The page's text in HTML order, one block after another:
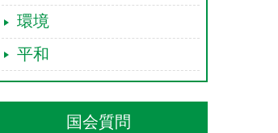
環境
平和
国会質問